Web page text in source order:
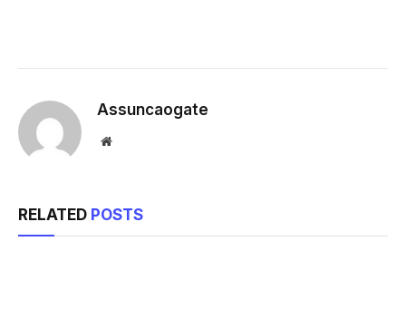
Assuncaogate
Website
RELATED POSTS